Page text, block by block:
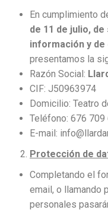
En cumplimiento
de 11 de julio,
información y
presentamos la
Razón Social:
CIF: J50963974
Domicilio: Teatro
Teléfono: 676 709
E-mail:
Protección de
Completando el
email, o llamando
personales